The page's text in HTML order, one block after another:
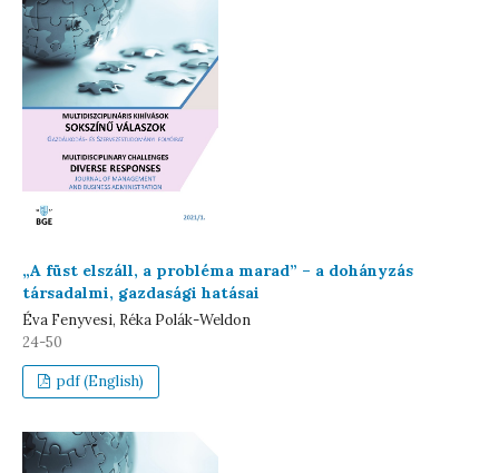
„A füst elszáll, a probléma marad” – a dohányzás
társadalmi, gazdasági hatásai
Éva Fenyvesi, Réka Polák-Weldon
24-50
pdf (English)